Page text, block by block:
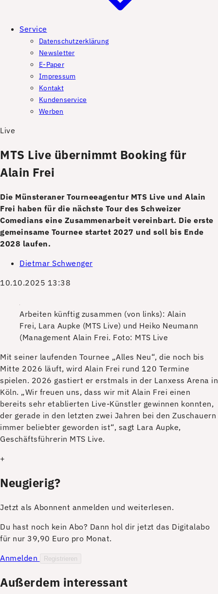
Service
Datenschutzerklärung
Newsletter
E-Paper
Impressum
Kontakt
Kundenservice
Werben
Live
MTS Live übernimmt Booking für
Alain Frei
Die Münsteraner Tourneeagentur MTS Live und Alain
Frei haben für die nächste Tour des Schweizer
Comedians eine Zusammenarbeit vereinbart. Die erste
gemeinsame Tournee startet 2027 und soll bis Ende
2028 laufen.
Dietmar Schwenger
10.10.2025 13:38
Arbeiten künftig zusammen (von links): Alain
Frei, Lara Aupke (MTS Live) und Heiko Neumann
(Management Alain Frei. Foto: MTS Live
Mit seiner laufenden Tournee „Alles Neu“, die noch bis
Mitte 2026 läuft, wird Alain Frei rund 120 Termine
spielen. 2026 gastiert er erstmals in der Lanxess Arena in
Köln. „Wir freuen uns, dass wir mit Alain Frei einen
bereits sehr etablierten Live-Künstler gewinnen konnten,
der gerade in den letzten zwei Jahren bei den Zuschauern
immer beliebter geworden ist“, sagt Lara Aupke,
Geschäftsführerin MTS Live.
+
Neugierig?
Jetzt als Abonnent anmelden und weiterlesen.
Du hast noch kein Abo? Dann hol dir jetzt das Digitalabo
für nur 39,90 Euro pro Monat.
Anmelden
Registrieren
Außerdem interessant